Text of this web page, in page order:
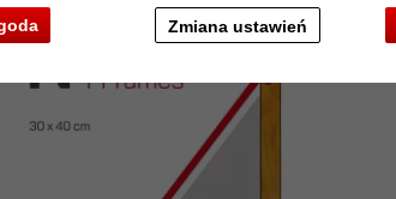
Zmiana ustawień